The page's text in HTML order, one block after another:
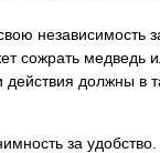
сожрать медведь
должны в
за